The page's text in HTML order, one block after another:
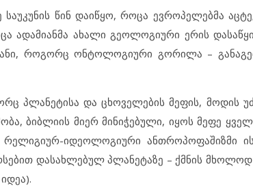
წინ დაიწყო, როცა ევროპელებმა
ადამიანმა ახალი გეოლოგიური ერის
როგორც ონტოლოგიური გორილა –
პლანეტისა და ცხოველების მეფის, მოდის
ბიბლიის მიერ მინიჭებული, იყოს მეფე
იდეოლოგიური ანთროპოფაშიზმი
დასახლებულ პლანეტაზე – ქმნის